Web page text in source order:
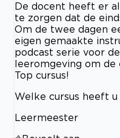
De docent heeft er
te zorgen dat de
Om de twee dagen
eigen gemaakte
podcast serie voor
leeromgeving om de
Top cursus!
Welke cursus heeft u
Leermeester